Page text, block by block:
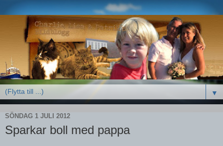
▼
SÖNDAG 1 JULI 2012
Sparkar boll med pappa